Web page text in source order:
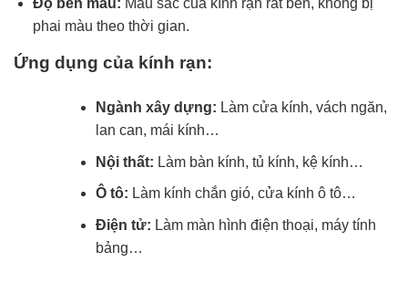
Độ bền màu: Màu sắc của kính rạn rất bền, không bị
phai màu theo thời gian.
Ứng dụng của kính rạn:
Ngành xây dựng: Làm cửa kính, vách ngăn,
lan can, mái kính…
Nội thất: Làm bàn kính, tủ kính, kệ kính…
Ô tô: Làm kính chắn gió, cửa kính ô tô…
Điện tử: Làm màn hình điện thoại, máy tính
bảng…